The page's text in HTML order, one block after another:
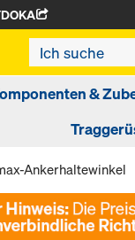
&
Ankerhaltewinkel